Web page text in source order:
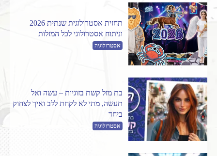
תחזית אסטרולוגית שנתית 2026
וניתוח אסטרולוגי לכל המזלות
אסטרולוגיה
בת מזל קשת בזוגיות – עשה ואל
תעשה, מתי לא לקחת ללב ואיך לצחוק
ביחד
אסטרולוגיה